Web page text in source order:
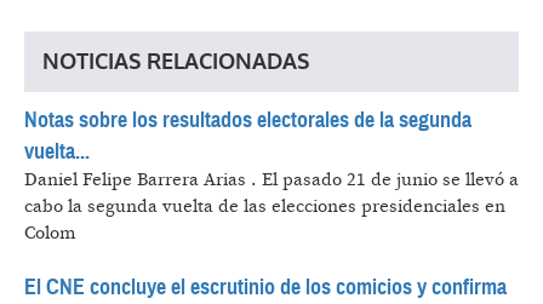
NOTICIAS RELACIONADAS
Notas sobre los resultados electorales de la segunda
vuelta...
Daniel Felipe Barrera Arias . El pasado 21 de junio se llevó a
cabo la segunda vuelta de las elecciones presidenciales en
Colom
El CNE concluye el escrutinio de los comicios y confirma